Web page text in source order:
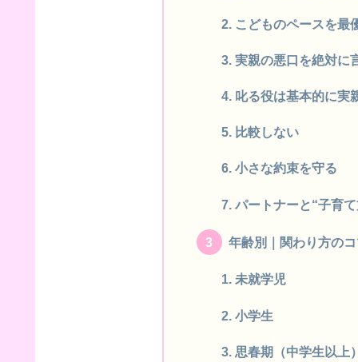
こどものペースを最
実親の悪口を絶対に
叱る役は基本的に実
比較しない
小さな約束を守る
パートナーと“子育
年齢別｜関わり方の
未就学児
小学生
思春期（中学生以上